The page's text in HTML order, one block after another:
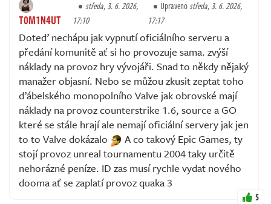
T0M1N4UT
středa, 3. 6. 2026,
17:10
Upravenostředa, 3. 6. 2026,
17:17
Doteď nechápu jak vypnutí oficiálního serveru a
předání komunitě ať si ho provozuje sama. zvýší
náklady na provoz hry vývojáři. Snad to někdy nějaký
manažer objasní. Nebo se můžou zkusit zeptat toho
ďábelského monopolního Valve jak obrovské mají
náklady na provoz counterstrike 1.6, source a GO
které se stále hrají ale nemají oficiální servery jak jen
to to Valve dokázalo
A co takový Epic Games, ty
stojí provoz unreal tournamentu 2004 taky určitě
nehorázné peníze. ID zas musí rychle vydat nového
dooma ať se zaplatí provoz quaka 3
5